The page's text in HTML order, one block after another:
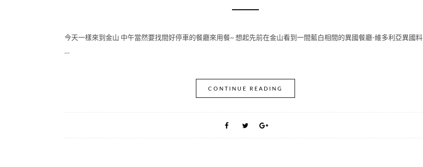
今天一樣來到金山 中午當然要找間好停車的餐廳來用餐~ 想起先前在金山看到一間藍白相間的異國餐廳-維多利亞異國料
…
CONTINUE READING